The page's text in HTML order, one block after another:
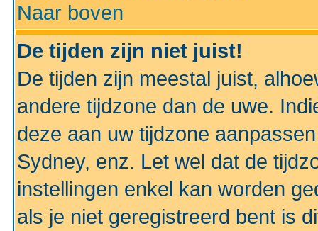
Naar boven
De tijden zijn niet juist!
De tijden zijn meestal juist,
andere tijdzone dan de uwe.
deze aan uw tijdzone
Sydney, enz. Let wel dat de
instellingen enkel kan worden
als je niet geregistreerd bent is